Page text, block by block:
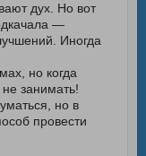
дух. Но вот
—
Иногда
но когда
занимать!
но в
провести